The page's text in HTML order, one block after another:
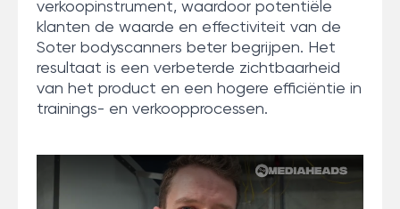
verkoopinstrument, waardoor potentiële
klanten de waarde en effectiviteit van de
Soter bodyscanners beter begrijpen. Het
resultaat is een verbeterde zichtbaarheid
van het product en een hogere efficiëntie in
trainings- en verkoopprocessen.